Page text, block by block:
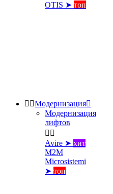
OTIS ➤ топ
 Модернизация
Модернизация
лифтов
 
Avire ➤ хит
M2M
Microsistemi
➤ топ